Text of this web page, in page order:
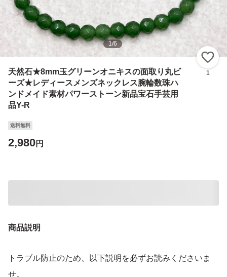
1/6
天然石★8mm玉グリーンオニキスの面取り丸ビ
ーズ★レディースメンズネックレス腕輪数珠ハ
ンドメイド素材パワーストーン新品宝石手芸用
品Y-R
1
送料無料
2,980円
商品説明
トラブル防止のため、以下説明を必ずお読みくださいま
せ。